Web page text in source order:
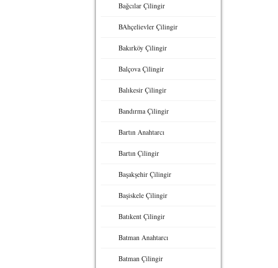
Bağcılar Çilingir
BAhçelievler Çilingir
Bakırköy Çilingir
Balçova Çilingir
Balıkesir Çilingir
Bandırma Çilingir
Bartın Anahtarcı
Bartın Çilingir
Başakşehir Çilingir
Başiskele Çilingir
Batıkent Çilingir
Batman Anahtarcı
Batman Çilingir